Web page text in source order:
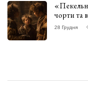
чорти та
ВІДГУК
28 Грудня